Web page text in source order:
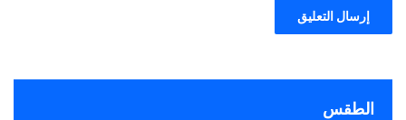
الطقس